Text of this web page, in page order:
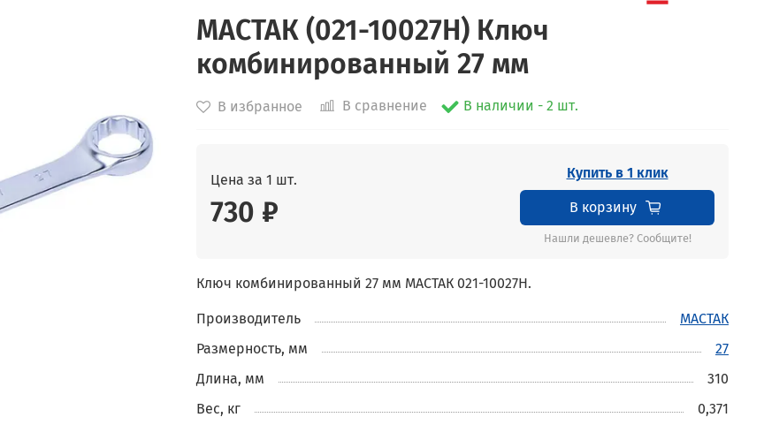
МАСТАК (021-10027H) Ключ
комбинированный 27 мм
В избранное В сравнение В наличии - 2 шт.
Цена за 1 шт.
730 ₽
Купить в 1 клик
В корзину
Нашли дешевле? Сообщите!
Ключ комбинированный 27 мм МАСТАК 021-10027H.
Производитель
МАСТАК
Размерность, мм
27
Длина, мм
310
Вес, кг
0,371